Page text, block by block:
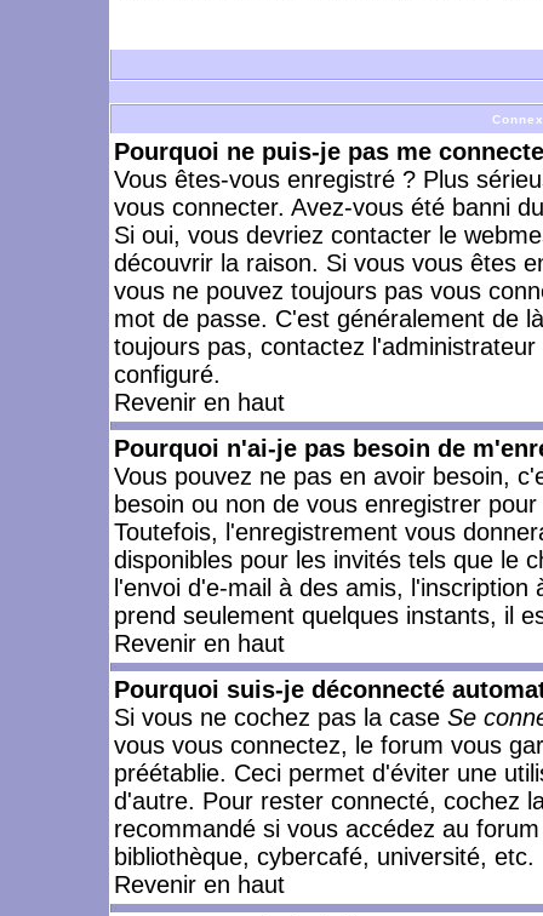
Pourquoi ne puis-je pas me
Vous êtes-vous enregistré ? Plus
vous connecter. Avez-vous été banni
Si oui, vous devriez contacter le
découvrir la raison. Si vous vous êtes
vous ne pouvez toujours pas vous
mot de passe. C'est généralement de
toujours pas, contactez
configuré.
Revenir en haut
Pourquoi n'ai-je pas besoin de
Vous pouvez ne pas en avoir besoin,
besoin ou non de vous enregistrer
Toutefois, l'enregistrement vous
disponibles pour les invités tels que le
l'envoi d'e-mail à des amis,
prend seulement quelques instants, il
Revenir en haut
Pourquoi suis-je déconnecté
Si vous ne cochez pas la case Se
vous vous connectez, le forum vous
préétablie. Ceci permet d'éviter une
d'autre. Pour rester connecté, cochez
recommandé si vous accédez au
bibliothèque, cybercafé, université, etc.
Revenir en haut